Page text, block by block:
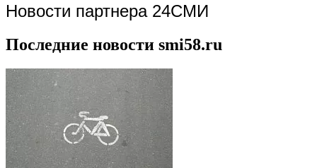
Новости партнера 24СМИ
Последние новости smi58.ru